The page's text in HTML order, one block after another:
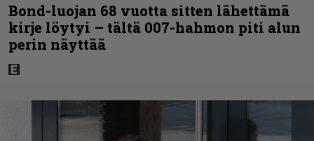
Bond-luojan 68 vuotta sitten lähettämä
kirje löytyi – tältä 007-hahmon piti alun
perin näyttää